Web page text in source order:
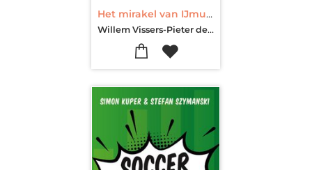
Het mirakel van IJmuiden
Willem Vissers-Pieter de Waard